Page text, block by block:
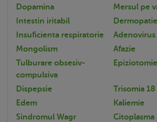
Dopamina
Mersul pe
Intestin iritabil
Dermopatie
Insuficienta respiratorie
Adenovirus
Mongolism
Afazie
Tulburare obsesiv-
compulsiva
Epiziotomie
Dispepsie
Trisomia 18
Edem
Kaliemie
Sindromul Wagr
Citoplasma